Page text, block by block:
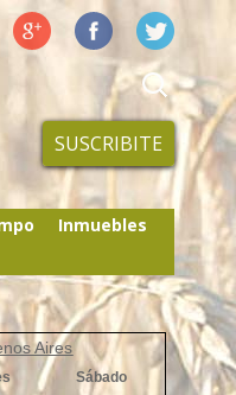
SUSCRIBITE
Inmuebles
Aires